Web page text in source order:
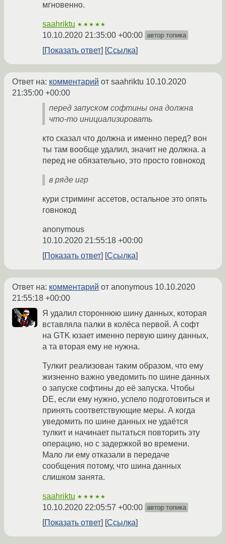
мгновенно.
saahriktu ★★★★★
10.10.2020 21:35:00 +00:00 автор топика
Показать ответ Ссылка
Ответ на: комментарий от saahriktu 10.10.2020
21:35:00 +00:00
перед запуском софтины она должна
что-то инициализировать
кто сказал что должна и именно перед? вон
ты там вообще удалил, значит не должна. а
перед не обязательно, это просто говнокод
в ряде игр
кури стриминг ассетов, остальное это опять
говнокод
anonymous
10.10.2020 21:55:18 +00:00
Показать ответ
Ссылка
Ответ на: комментарий от anonymous 10.10.2020
21:55:18 +00:00
Я удалил стороннюю шину данных, которая
вставляла палки в колёса первой. А софт
на GTK юзает именно первую шину данных,
а та вторая ему не нужна.
Тулкит реализован таким образом, что ему
жизненно важно уведомить по шине данных
о запуске софтины до её запуска. Чтобы
DE, если ему нужно, успело подготовиться и
принять соответствующие меры. А когда
уведомить по шине данных не удаётся
тулкит и начинает пытаться повторить эту
операцию, но с задержкой во времени.
Мало ли ему отказали в передаче
сообщения потому, что шина данных
слишком занята.
saahriktu ★★★★★
10.10.2020 22:05:57 +00:00 автор топика
Показать ответ Ссылка